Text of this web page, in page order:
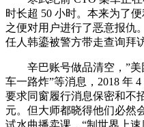
时长超 50 小时。本来为了
之便对用户进行了恶意报仇
任人韩鎏被警方带走查询拜
辛巴账号做品清空，”美
车一路炸”等消息，2018 年
要求同窗履行消息保密和不
元。但大师都晓得他们必然
试水曲播卖课，“制世界上